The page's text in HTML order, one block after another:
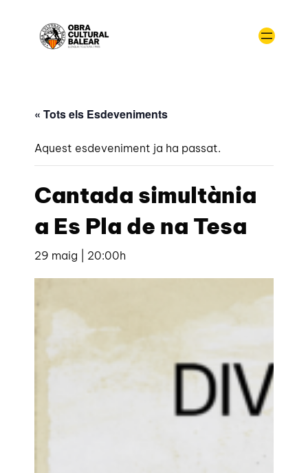
« Tots els Esdeveniments
Aquest esdeveniment ja ha passat.
Cantada simultània
a Es Pla de na Tesa
29 maig | 20:00h